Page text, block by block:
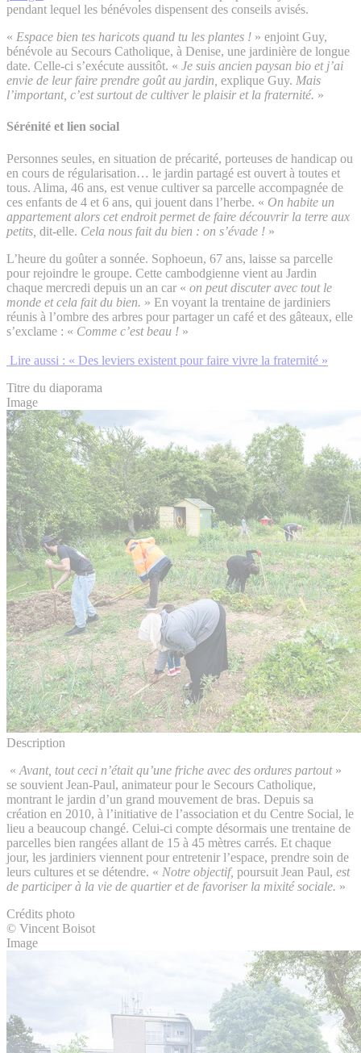
pendant lequel les bénévoles dispensent des conseils avisés.
« Espace bien tes haricots quand tu les plantes ! » enjoint Guy,
bénévole au Secours Catholique, à Denise, une jardinière de longue
date. Celle-ci s’exécute aussitôt. « Je suis ancien paysan bio et j’ai
envie de leur faire prendre goût au jardin, explique Guy. Mais
l’important, c’est surtout de cultiver le plaisir et la fraternité. »
Sérénité et lien social
Personnes seules, en situation de précarité, porteuses de handicap ou
en cours de régularisation… le jardin partagé est ouvert à toutes et
tous. Alima, 46 ans, est venue cultiver sa parcelle accompagnée de
ces enfants de 4 et 6 ans, qui jouent dans l’herbe. « On habite un
appartement alors cet endroit permet de faire découvrir la terre aux
petits, dit-elle. Cela nous fait du bien : on s’évade ! »
L’heure du goûter a sonnée. Sophoeun, 67 ans, laisse sa parcelle
pour rejoindre le groupe. Cette cambodgienne vient au Jardin
chaque mercredi depuis un an car « on peut discuter avec tout le
monde et cela fait du bien. » En voyant la trentaine de jardiniers
réunis à l’ombre des arbres pour partager un café et des gâteaux, elle
s’exclame : « Comme c’est beau ! »
Lire aussi : « Des leviers existent pour faire vivre la fraternité »
Titre du diaporama
Image
Description
« Avant, tout ceci n’était qu’une friche avec des ordures partout»
se souvient Jean-Paul, animateur pour le Secours Catholique,
montrant le jardin d’un grand mouvement de bras. Depuis sa
création en 2010, à l’initiative de l’association et du Centre Social, le
lieu a beaucoup changé. Celui-ci compte désormais une trentaine de
parcelles bien rangées allant de 15 à 45 mètres carrés. Et chaque
jour, les jardiniers viennent pour entretenir l’espace, prendre soin de
leurs cultures et se détendre. « Notre objectif, poursuit Jean Paul, est
de participer à la vie de quartier et de favoriser la mixité sociale. »
Crédits photo
© Vincent Boisot
Image